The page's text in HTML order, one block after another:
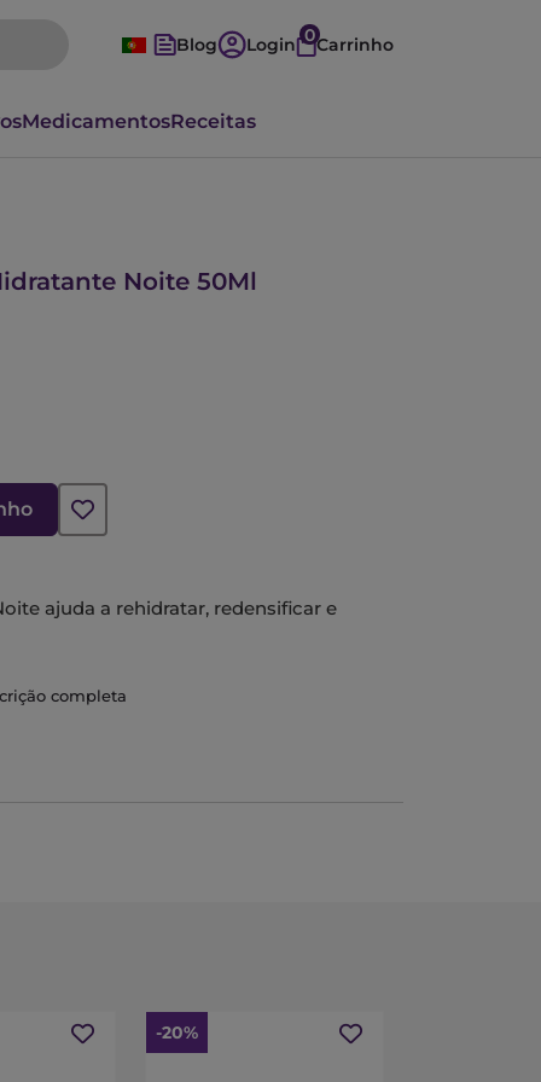
Blog Login 0Carrinho
MedicamentosReceitas
Noite 50Ml
ajuda a rehidratar, redensificar e
completa
-20%